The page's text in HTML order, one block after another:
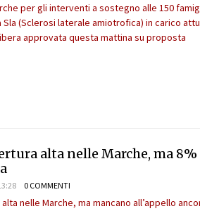
per gli interventi a sostegno alle 150
(Sclerosi laterale amiotrofica) in carico
approvata questa mattina su proposta
alta nelle Marche, ma
0 COMMENTI
nelle Marche, ma mancano all’appello